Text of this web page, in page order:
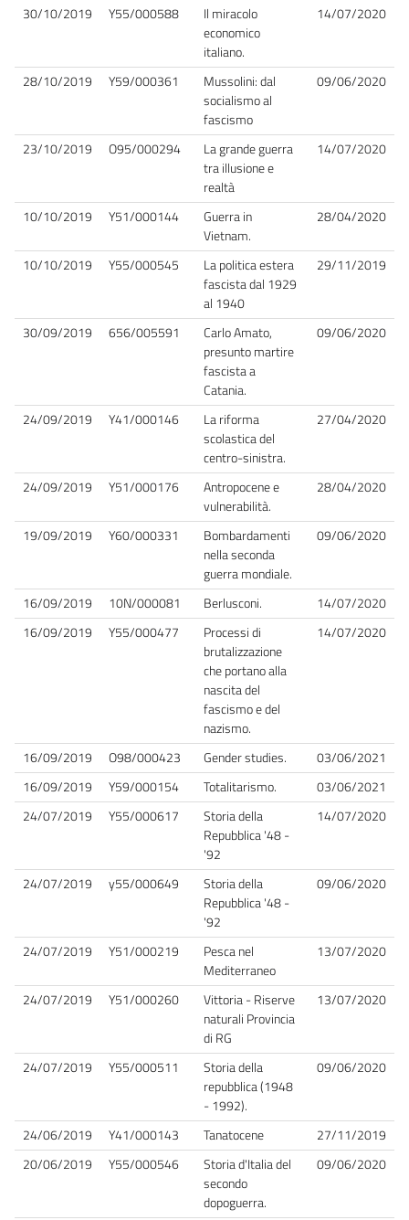
30/10/2019 Y55/000588
Il miracolo
economico
italiano.
14/07/2020
28/10/2019 Y59/000361
Mussolini: dal
socialismo al
fascismo
09/06/2020
23/10/2019 O95/000294
La grande guerra
tra illusione e
realtà
14/07/2020
10/10/2019 Y51/000144
Guerra in
Vietnam.
28/04/2020
10/10/2019 Y55/000545
La politica estera
fascista dal 1929
al 1940
29/11/2019
30/09/2019 656/005591
Carlo Amato,
presunto martire
fascista a
Catania.
09/06/2020
24/09/2019 Y41/000146
La riforma
scolastica del
centro-sinistra.
27/04/2020
24/09/2019 Y51/000176
Antropocene e
vulnerabilità.
28/04/2020
19/09/2019 Y60/000331
Bombardamenti
nella seconda
guerra mondiale.
09/06/2020
16/09/2019 10N/000081 Berlusconi.
14/07/2020
16/09/2019
Y55/000477
Processi di
brutalizzazione
che portano alla
nascita del
fascismo e del
nazismo.
14/07/2020
16/09/2019 O98/000423 Gender studies.
03/06/2021
16/09/2019
Y59/000154 Totalitarismo.
03/06/2021
24/07/2019
Y55/000617
Storia della
Repubblica '48 -
'92
14/07/2020
24/07/2019 y55/000649
Storia della
Repubblica '48 -
'92
09/06/2020
24/07/2019 Y51/000219
Pesca nel
Mediterraneo
13/07/2020
24/07/2019 Y51/000260
Vittoria - Riserve
naturali Provincia
di RG
13/07/2020
24/07/2019 Y55/000511
Storia della
repubblica (1948
- 1992).
09/06/2020
24/06/2019 Y41/000143 Tanatocene
27/11/2019
20/06/2019
Y55/000546
Storia d'Italia del
secondo
dopoguerra.
09/06/2020